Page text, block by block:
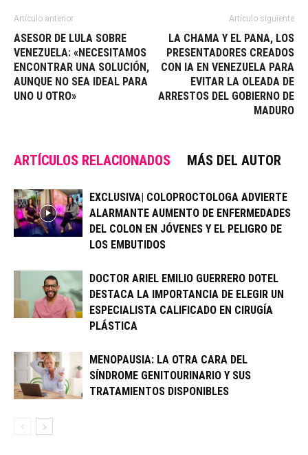
Artículo anterior
ASESOR DE LULA SOBRE
VENEZUELA: «NECESITAMOS
ENCONTRAR UNA SOLUCIÓN,
AUNQUE NO SEA IDEAL PARA
UNO U OTRO»
Artículo siguiente
LA CHAMA Y EL PANA, LOS
PRESENTADORES CREADOS
CON IA EN VENEZUELA PARA
EVITAR LA OLEADA DE
ARRESTOS DEL GOBIERNO DE
MADURO
ARTÍCULOS RELACIONADOS MÁS DEL AUTOR
EXCLUSIVA| COLOPROCTOLOGA ADVIERTE
ALARMANTE AUMENTO DE ENFERMEDADES
DEL COLON EN JÓVENES Y EL PELIGRO DE
LOS EMBUTIDOS
DOCTOR ARIEL EMILIO GUERRERO DOTEL
DESTACA LA IMPORTANCIA DE ELEGIR UN
ESPECIALISTA CALIFICADO EN CIRUGÍA
PLÁSTICA
MENOPAUSIA: LA OTRA CARA DEL
SÍNDROME GENITOURINARIO Y SUS
TRATAMIENTOS DISPONIBLES